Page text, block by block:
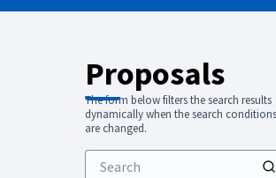
Proposals
The form below filters the search results
dynamically when the search conditions
are changed.